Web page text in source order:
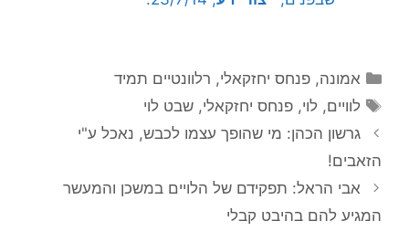
קטגוריות
אמונה,פנחס יחזקאלי, רלוונטיים תמיד
תגיות
לוויים, לוי,פנחס יחזקאלי,שבט לוי
גרשון הכהן: מי שהופך עצמו לכבש, נאכל ע"י
הזאבים!
אבי הראל: תפקידם של הלויים במשכן והמעשר
המגיע להם בהיבט קבלי